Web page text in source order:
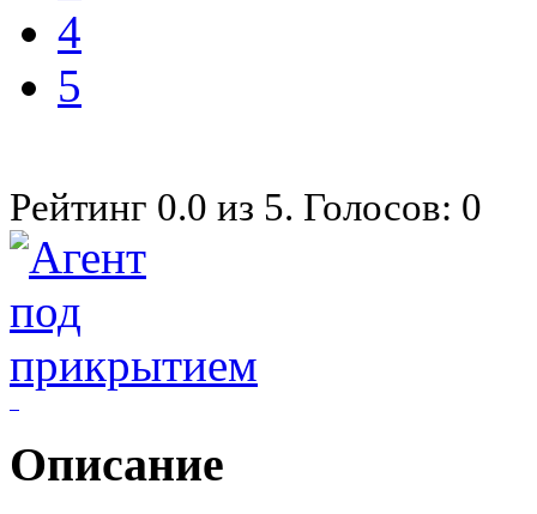
4
5
Рейтинг 0.0 из 5. Голосов: 0
Описание